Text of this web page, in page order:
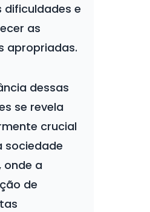
dificuldades e
as
apropriadas.
dessas
se revela
crucial
sociedade
onde a
de